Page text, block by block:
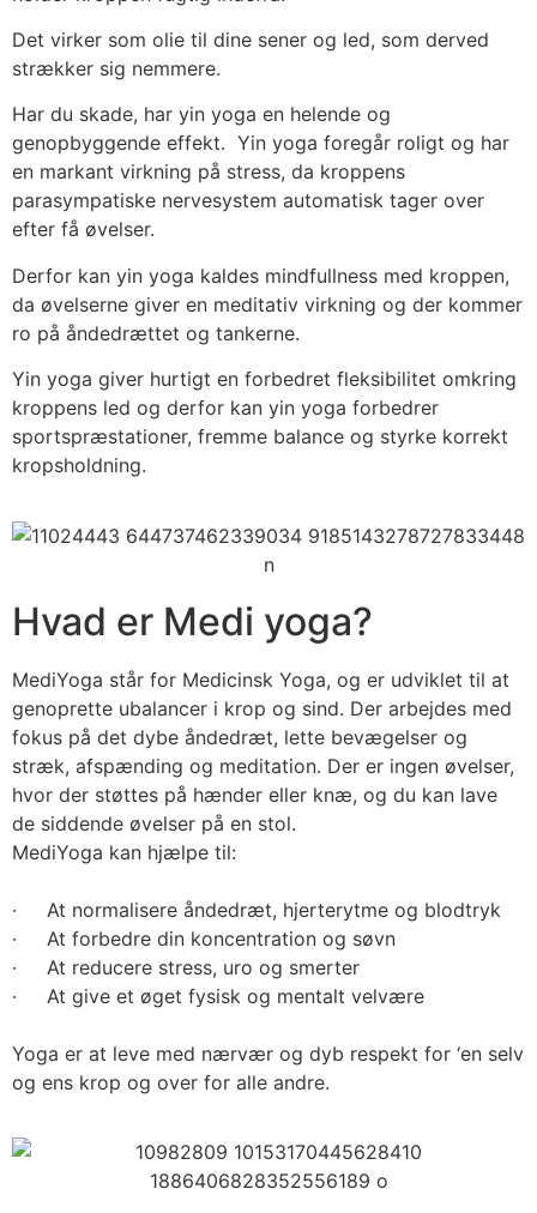
Det virker som olie til dine sener og led, som derved
strækker sig nemmere.
Har du skade, har yin yoga en helende og
genopbyggende effekt. Yin yoga foregår roligt og har
en markant virkning på stress, da kroppens
parasympatiske nervesystem automatisk tager over
efter få øvelser.
Derfor kan yin yoga kaldes mindfullness med kroppen,
da øvelserne giver en meditativ virkning og der kommer
ro på åndedrættet og tankerne.
Yin yoga giver hurtigt en forbedret fleksibilitet omkring
kroppens led og derfor kan yin yoga forbedrer
sportspræstationer, fremme balance og styrke korrekt
kropsholdning.
Hvad er Medi yoga?
MediYoga står for Medicinsk Yoga, og er udviklet til at
genoprette ubalancer i krop og sind. Der arbejdes med
fokus på det dybe åndedræt, lette bevægelser og
stræk, afspænding og meditation. Der er ingen øvelser,
hvor der støttes på hænder eller knæ, og du kan lave
de siddende øvelser på en stol.
MediYoga kan hjælpe til:
· At normalisere åndedræt, hjerterytme og blodtryk
· At forbedre din koncentration og søvn
· At reducere stress, uro og smerter
· At give et øget fysisk og mentalt velvære
Yoga er at leve med nærvær og dyb respekt for ‘en selv
og ens krop og over for alle andre.